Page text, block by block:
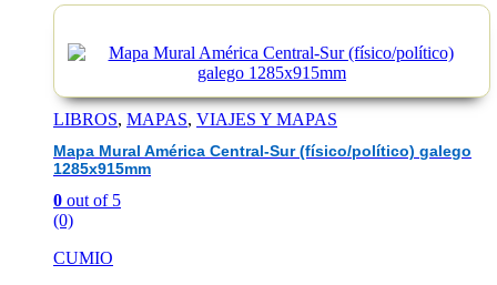
EAN :9791387667467
LIBROS, MAPAS, VIAJES Y MAPAS
Mapa Mural América Central-Sur (físico/político) galego
1285x915mm
0 out of 5
(0)
CUMIO